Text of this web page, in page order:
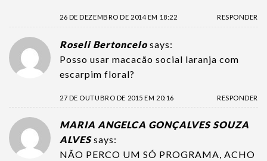
26 DE DEZEMBRO DE 2014 EM 18:22 RESPONDER
Roseli Bertoncelo says:
Posso usar macacão social laranja com
escarpim floral?
27 DE OUTUBRO DE 2015 EM 20:16 RESPONDER
MARIA ANGELCA GONÇALVES SOUZA
ALVES says:
NÃO PERCO UM SÓ PROGRAMA, ACHO